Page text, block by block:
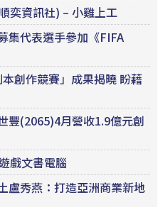
奕資訊社) – 小雞上工
集代表選手參加《FIFA
創作競賽」成果揭曉 盼藉
豐(2065)4月營收1.9億元創
戲文書電腦
盧秀燕：打造亞洲商業新地